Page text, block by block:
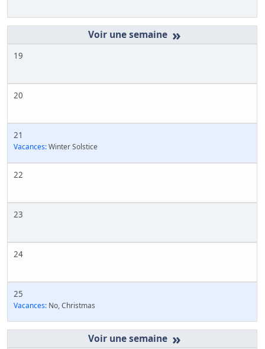
»
19
20
21
Vacances:Winter Solstice
22
23
24
25
Vacances: No, Christmas
»